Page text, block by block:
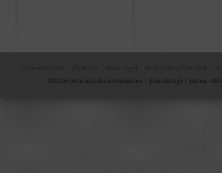
©2026 Orue Auzolana Fundazioa | Juan Alzaga 2 Behea -